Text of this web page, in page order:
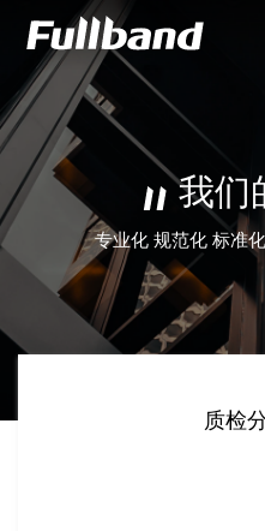
我们
专业化 规范化 标准
质检